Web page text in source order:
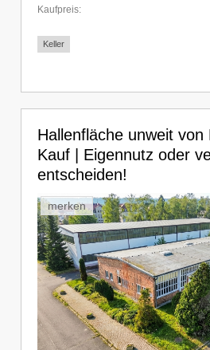
Kaufpreis:
Keller
Hallenfläche unweit von
Kauf | Eigennutz oder
entscheiden!
merken